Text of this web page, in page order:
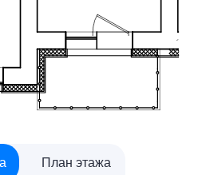
План этажа